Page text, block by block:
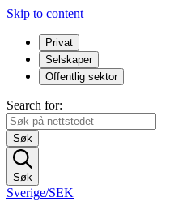
Skip to content
Privat
Selskaper
Offentlig sektor
Search for:
Søk
Søk
Sverige/SEK